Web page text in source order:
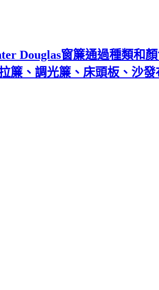
Douglas窗簾通過種類和
簾、調光簾、床頭板、沙發